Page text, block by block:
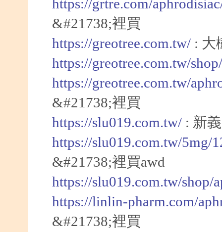
https://grtre.com/
&#21738;裡買
https://greotree.com.tw/: 大
https://greotree.com.tw/
https://greotree.com.tw/
&#21738;裡買
https://slu019.com.tw/: 新
https://slu019.com.tw/5mg/
&#21738;裡買awd
https://slu019.com.tw/shop/
https://linlin-pharm.com/
&#21738;裡買